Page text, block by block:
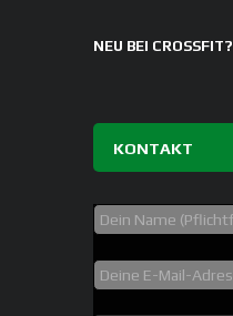
NEU BEI CROSSFIT?
KONTAKT